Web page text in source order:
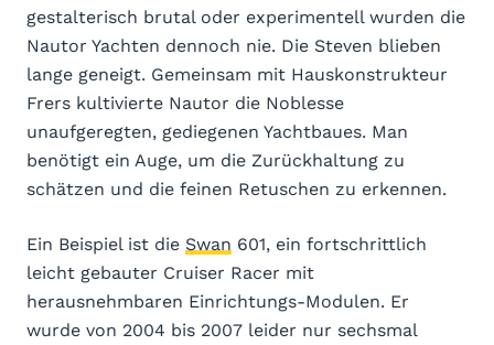
gestalterisch brutal oder experimentell wurden die
Nautor Yachten dennoch nie. Die Steven blieben
lange geneigt. Gemeinsam mit Hauskonstrukteur
Frers kultivierte Nautor die Noblesse
unaufgeregten, gediegenen Yachtbaues. Man
benötigt ein Auge, um die Zurückhaltung zu
schätzen und die feinen Retuschen zu erkennen.
Ein Beispiel ist die Swan 601, ein fortschrittlich
leicht gebauter Cruiser Racer mit
herausnehmbaren Einrichtungs-Modulen. Er
wurde von 2004 bis 2007 leider nur sechsmal